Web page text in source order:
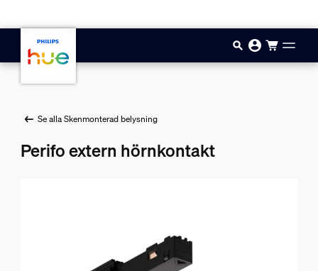
Se alla Skenmonterad belysning
Perifo extern hörnkontakt